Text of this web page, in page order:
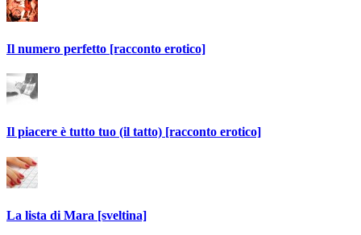
Il numero perfetto [racconto erotico]
Il piacere è tutto tuo (il tatto) [racconto erotico]
La lista di Mara [sveltina]